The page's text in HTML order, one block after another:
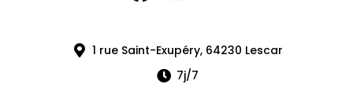
1 rue Saint-Exupéry, 64230 Lescar
7j/7